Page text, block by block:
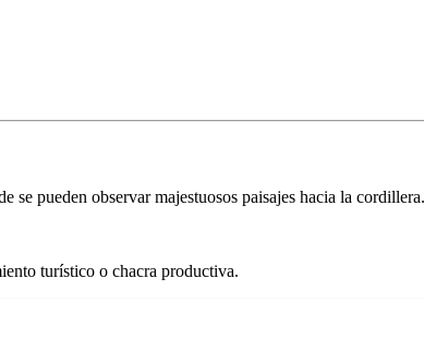
se pueden observar majestuosos paisajes hacia la cordillera.
turístico o chacra productiva.